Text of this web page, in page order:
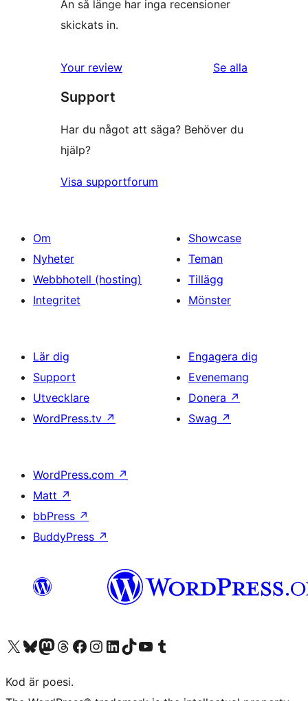
Än så länge har inga recensioner
skickats in.
Your review Se alla
Support
Har du något att säga? Behöver du
hjälp?
Visa supportforum
Om
Nyheter
Webbhotell (hosting)
Integritet
Showcase
Teman
Tillägg
Mönster
Lär dig
Support
Utvecklare
WordPress.tv ↗
Engagera dig
Evenemang
Donera ↗
Swag ↗
WordPress.com ↗
Matt ↗
bbPress ↗
BuddyPress ↗
Besök vår X-konto (f.d. Twitter)
Besök vårt Bluesky-konto
Besök vårt Mastodon-konto
Besök vårt Thread-konto
Besök vår Facebook-sidaBesök vårt Instagram-konto
Besök vårt LinkedIn-konto
Besök vårt TikTok-konto
Besök vår YouTube-kanalBesök vårt Tumblr-konto
Kod är poesi.